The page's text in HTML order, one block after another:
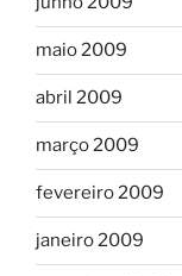
maio 2009
abril 2009
março 2009
fevereiro 2009
janeiro 2009